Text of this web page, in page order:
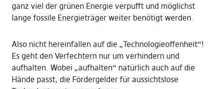
ganz viel der grünen Energie verpufft und möglichst
lange fossile Energieträger weiter benötigt werden.
Also nicht hereinfallen auf die „Technologieoffenheit“!
Es geht den Verfechtern nur um verhindern und
aufhalten. Wobei „aufhalten“ natürlich auch auf die
Hände passt, die Fördergelder für aussichtslose